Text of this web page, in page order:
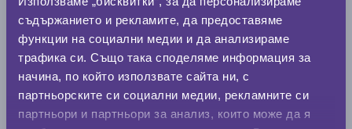
съдържанието и рекламите, да предоставяме
функции на социални медии и да анализираме
трафика си. Също така споделяме информация за
начина, по който използвате сайта ни, с
партньорските си социални медии, рекламните си
партньори и партньори за анализ, които може да я
0 мм.
Нов размер
Скоростомер при 100 км/ч